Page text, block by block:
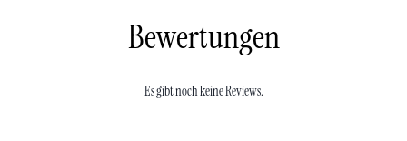
Bewertungen
Es gibt noch keine Reviews.